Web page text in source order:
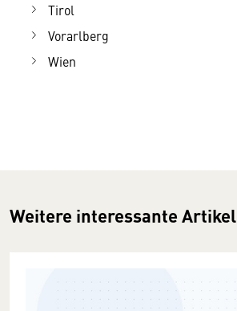
Tirol
Vorarlberg
Wien
Weitere interessante Artikel